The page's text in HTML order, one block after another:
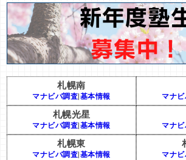
札幌南
マナビバ調査 基本情報 マナ
札幌光星
マナビバ調査 基本情報 マナ
札幌東
マナビバ調査 基本情報 マナ